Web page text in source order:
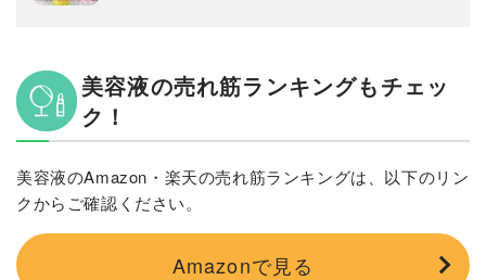
美容液の売れ筋ランキングもチェッ
ク！
美容液のAmazon・楽天の売れ筋ランキングは、以下のリン
クからご確認ください。
Amazonで見る